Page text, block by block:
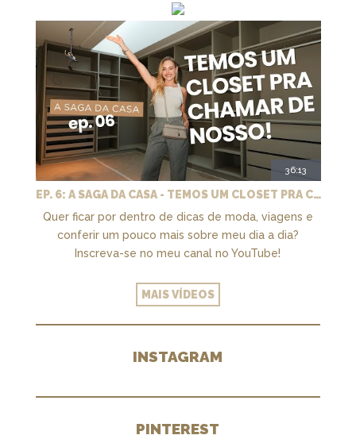
36:13
EP. 6: A SAGA DA CASA - TEMOS UM CLOSET PRA CHAMAR DE NOSSO + MARCENARIA E PAISAGISMO
Quer ficar por dentro de dicas de moda, viagens e
conferir um pouco mais sobre meu dia a dia?
Inscreva-se no meu canal no YouTube!
MAIS VÍDEOS
INSTAGRAM
PINTEREST